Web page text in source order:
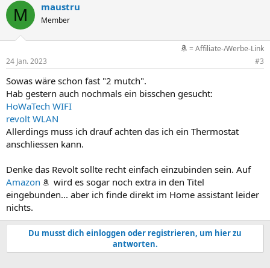
M maustru
Member
= Affiliate-/Werbe-Link
24 Jan. 2023
#3
Sowas wäre schon fast "2 mutch".
Hab gestern auch nochmals ein bisschen gesucht:
HoWaTech WIFI
revolt WLAN
Allerdings muss ich drauf achten das ich ein Thermostat
anschliessen kann.
Denke das Revolt sollte recht einfach einzubinden sein. Auf
Amazon
wird es sogar noch extra in den Titel
eingebunden... aber ich finde direkt im Home assistant leider
nichts.
Du musst dich einloggen oder registrieren, um hier zu
antworten.